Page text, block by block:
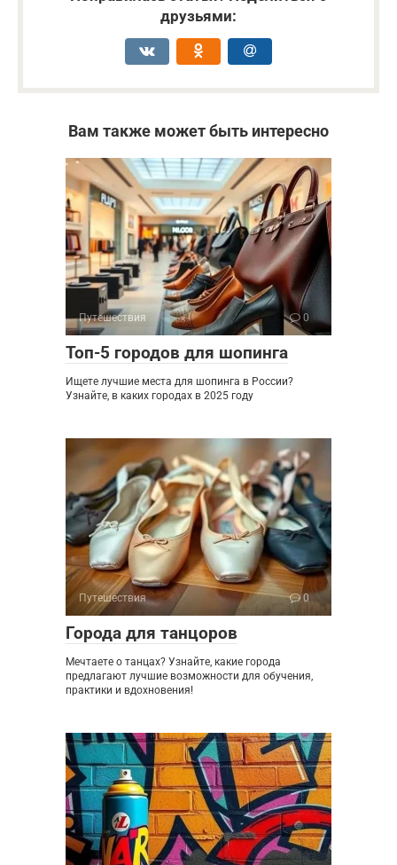
друзьями:
Вам также может быть интересно
Путешествия 0
Топ-5 городов для шопинга
Ищете лучшие места для шопинга в России?
Узнайте, в каких городах в 2025 году
Путешествия 0
Города для танцоров
Мечтаете о танцах? Узнайте, какие города
предлагают лучшие возможности для обучения,
практики и вдохновения!